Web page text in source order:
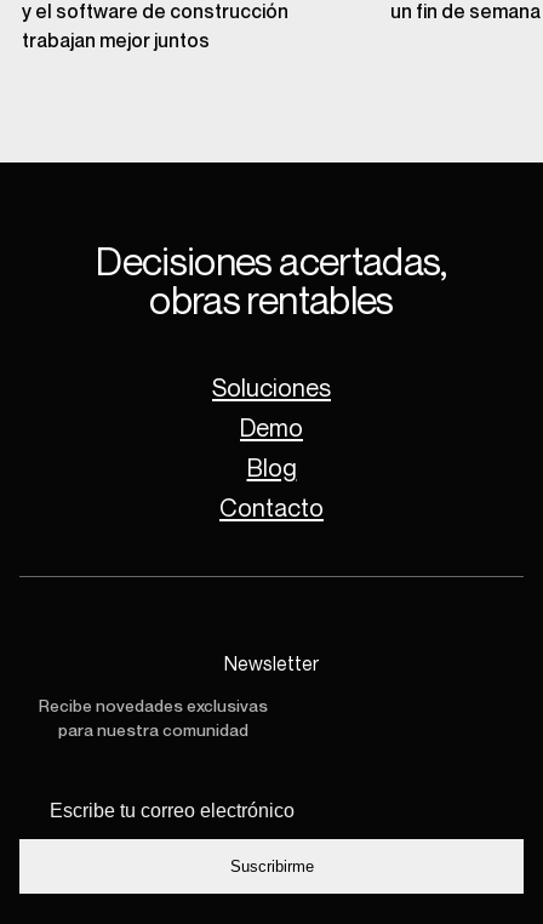
y el software de construcción
trabajan mejor juntos
un fin de semana
Decisiones acertadas,
obras rentables
Newsletter
Recibe novedades exclusivas
para nuestra comunidad
correo
Soluciones
Demo
Blog
Contacto